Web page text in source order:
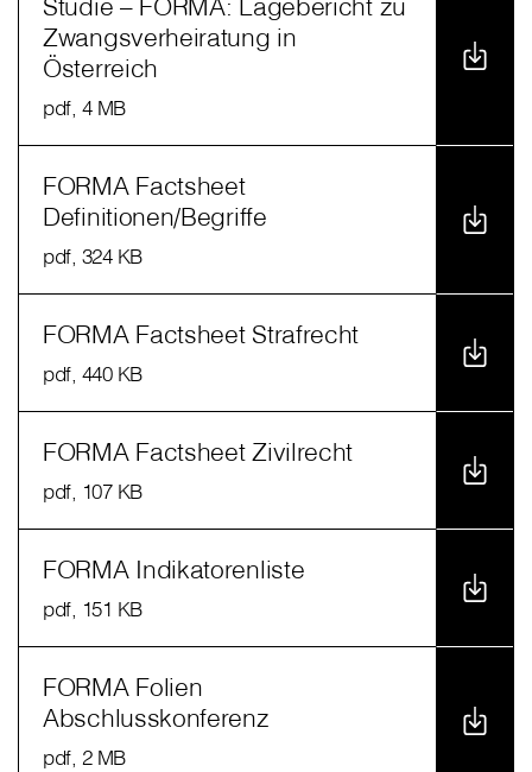
Studie – FORMA: Lagebericht zu
Zwangsverheiratung in
Österreich
pdf, 4 MB
FORMA Factsheet
Definitionen/Begriffe
pdf, 324 KB
FORMA Factsheet Strafrecht
pdf, 440 KB
FORMA Factsheet Zivilrecht
pdf, 107 KB
FORMA Indikatorenliste
pdf, 151 KB
FORMA Folien
Abschlusskonferenz
pdf, 2 MB